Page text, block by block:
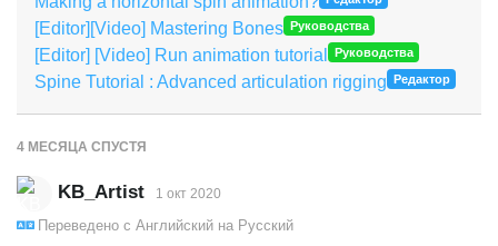
[Editor][Video] Mastering Bones Руководства
[Editor] [Video] Run animation tutorial Руководства
Spine Tutorial : Advanced articulation rigging Редактор
4 МЕСЯЦА СПУСТЯ
KB_Artist 1 окт 2020
Переведено с Английский на Русский